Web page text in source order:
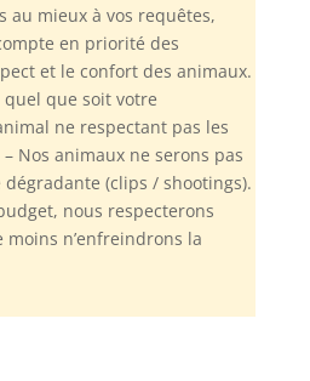
au mieux à vos requêtes,
en priorité des
et le confort des animaux.
quel que soit votre
ne respectant pas les
Nos animaux ne serons pas
(clips / shootings).
nous respecterons
n’enfreindrons la